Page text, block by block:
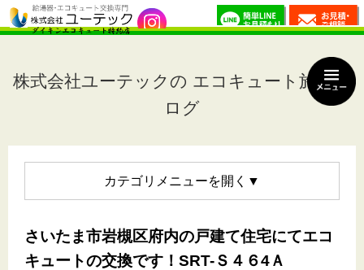
株式会社ユーテックの エコキュート施工ブ
ログ
カテゴリメニュー
さいたま市岩槻区府内の戸建て住宅にてエコ
キュートの交換です！SRT-Ｓ４６4Ａ